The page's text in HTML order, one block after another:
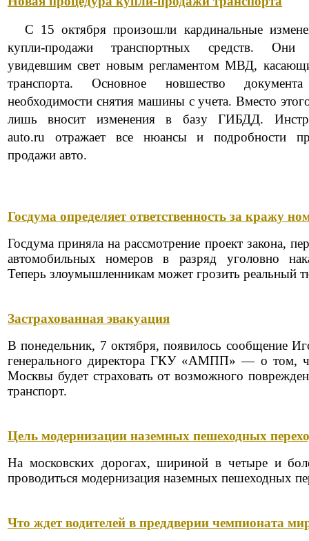
С 15 октября произошли кардинальные
купли-продажи транспортных средств. Они
увидевшим свет новым регламентом МВД,
транспорта. Основное новшество
необходимости снятия машины с учета. Вместо
лишь вносит изменения в базу ГИБДД.
auto.ru отражает все нюансы и подробности
продажи авто.
Госдума определяет ответственность за кражу
Госдума приняла на рассмотрение проект закона,
автомобильных номеров в разряд уголовно
Теперь злоумышленникам может грозить реальный
Застрахованная эвакуация
В понедельник, 7 октября, появилось сообщение
генерального директора ГКУ «АМПП» — о том,
Москвы будет страховать от возможного
транспорт.
Цель модернизации наземных пешеходных
На московских дорогах, шириной в четыре и
проводиться модернизация наземных пешеходных
Что ждет водителей в преддверии чемпионата